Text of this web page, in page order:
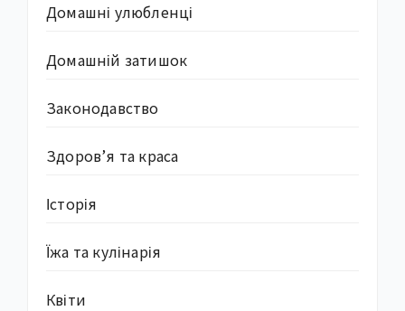
Домашні улюбленці
Домашній затишок
Законодавство
Здоров’я та краса
Історія
Їжа та кулінарія
Квіти